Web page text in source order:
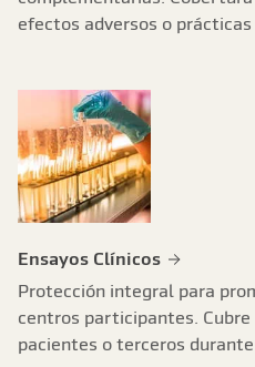
efectos adversos o prácticas
Ensayos Clínicos
Protección integral para
centros participantes. Cubre
pacientes o terceros